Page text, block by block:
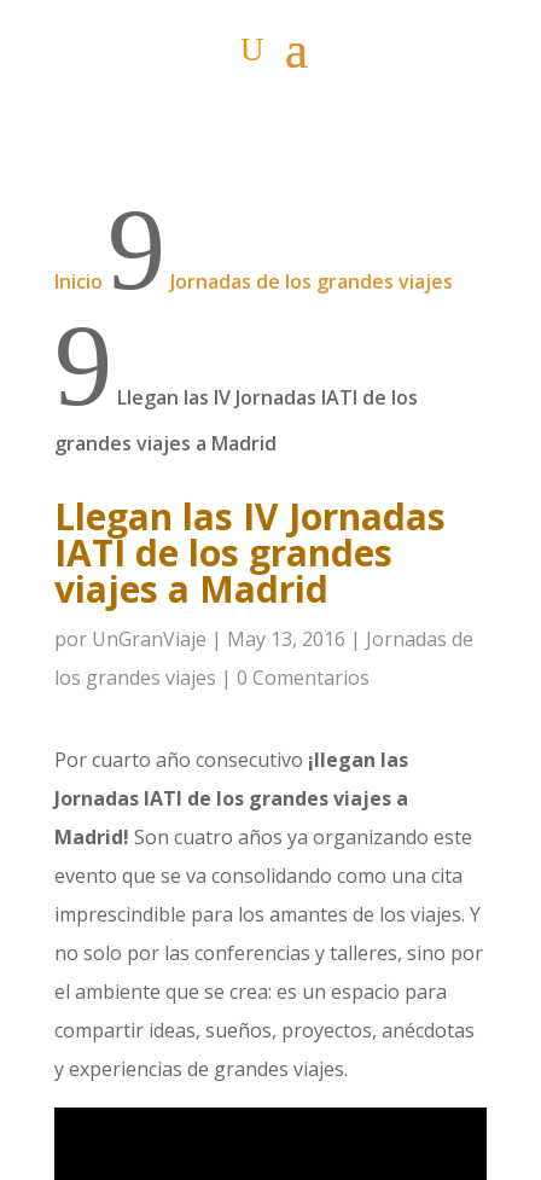
Inicio 9 Jornadas de los grandes viajes
9 Llegan las IV Jornadas IATI de los
grandes viajes a Madrid
Llegan las IV Jornadas
IATI de los grandes
viajes a Madrid
por UnGranViaje | May 13, 2016 | Jornadas de
los grandes viajes | 0 Comentarios
Por cuarto año consecutivo ¡llegan las
Jornadas IATI de los grandes viajes a
Madrid! Son cuatro años ya organizando este
evento que se va consolidando como una cita
imprescindible para los amantes de los viajes. Y
no solo por las conferencias y talleres, sino por
el ambiente que se crea: es un espacio para
compartir ideas, sueños, proyectos, anécdotas
y experiencias de grandes viajes.